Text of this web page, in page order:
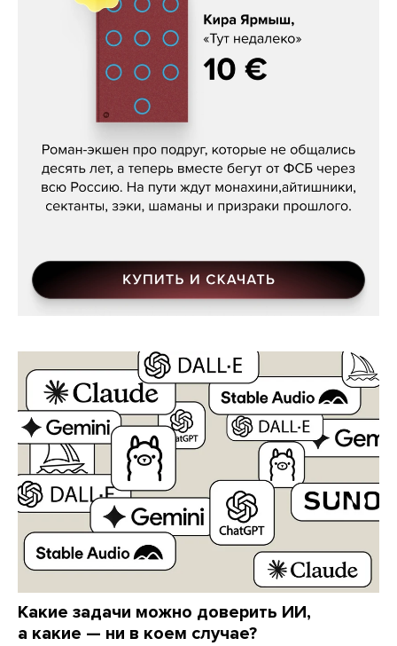
Кира Ярмыш, «Тут недалеко»
Какие задачи можно доверить ИИ,
а какие — ни в коем случае?